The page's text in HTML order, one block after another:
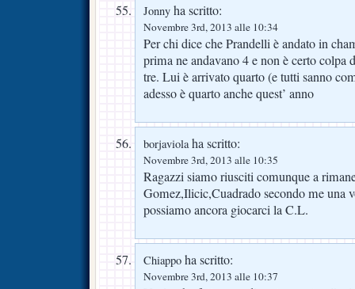
Jonny ha scritto:
Novembre 3rd, 2013 alle 10:34
Per chi dice che Prandelli è andato in
prima ne andavano 4 e non è certo colpa
tre. Lui è arrivato quarto (e tutti sanno
adesso è quarto anche quest’ anno
borjaviolaha scritto:
Novembre 3rd, 2013 alle 10:35
Ragazzi siamo riusciti comunque a
Gomez,Ilicic,Cuadrado secondo me una
possiamo ancora giocarci la C.L.
Chiappo ha scritto:
Novembre 3rd, 2013 alle 10:37